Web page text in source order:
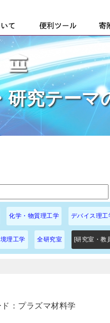
研究テーマ
化学・物質理工学 デバイス理工
理工学 全研究室 [研究室・教
ド：プラズマ材料学